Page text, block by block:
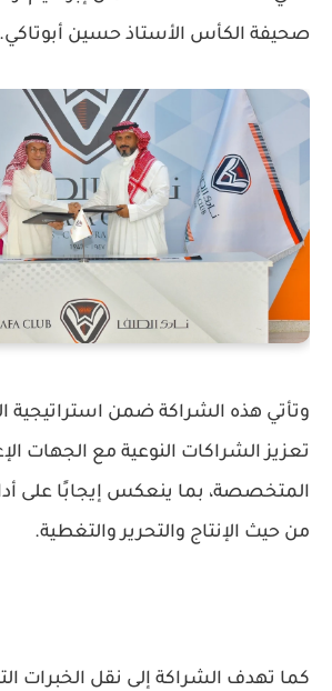
صحيفة الكأس الأستاذ حسين أبوتاكي.
وتأتي هذه الشراكة ضمن استراتيجية
تعزيز الشراكات النوعية مع الجهات
المتخصصة، بما ينعكس إيجابًا على
من حيث الإنتاج والتحرير والتغطية.
كما تهدف الشراكة إلى نقل الخبرات